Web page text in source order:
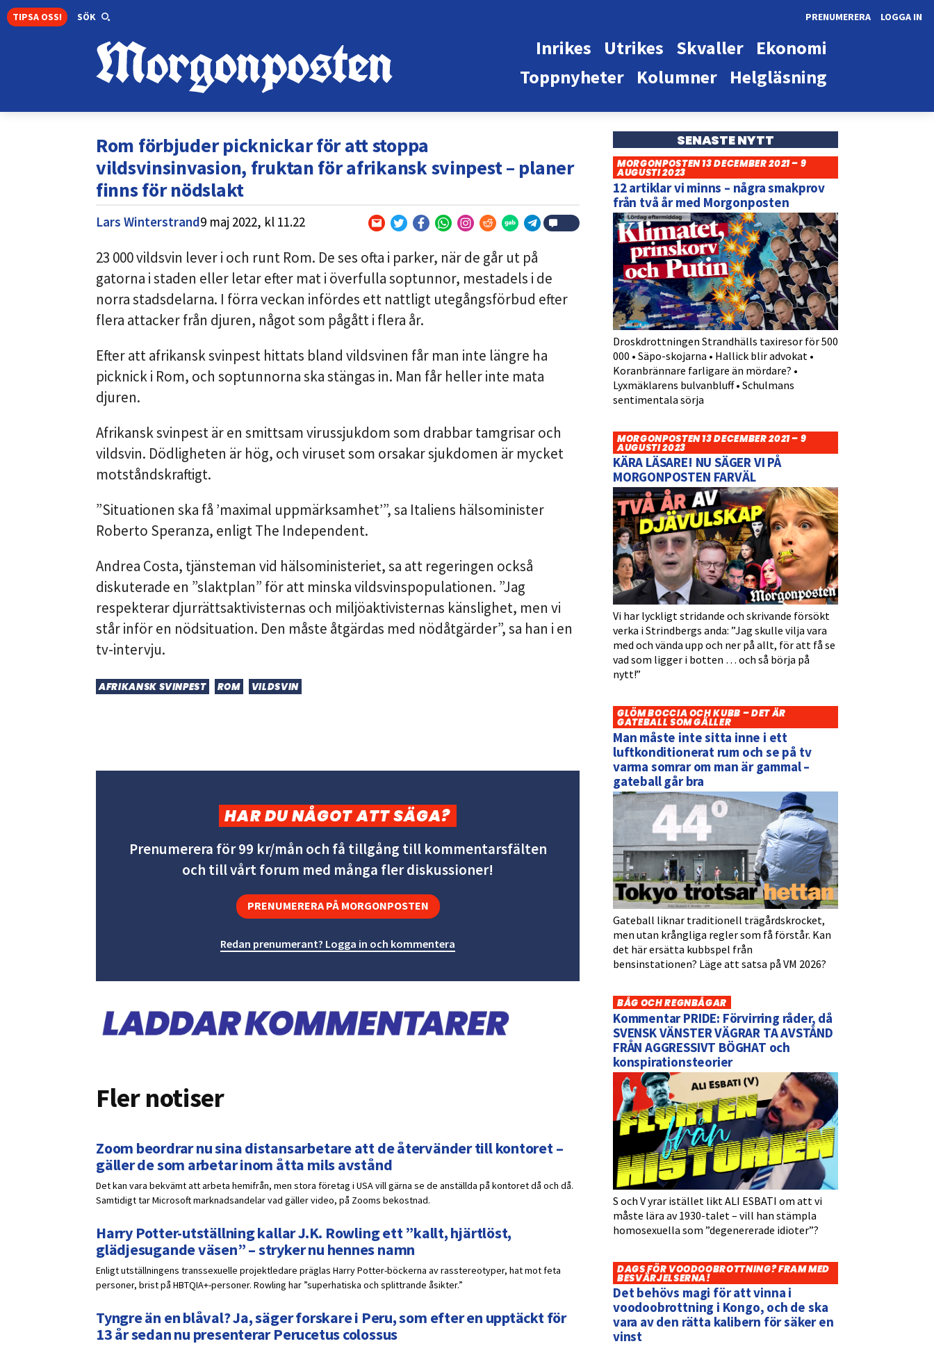
TIPSA OSS! SÖK LOGGA IN
PRENUMERERA
Ekonomi
Skvaller
Utrikes
Inrikes
Helgläsning
Kolumner
Toppnyheter
Rom förbjuder picknickar för att stoppa
vildsvinsinvasion, fruktan för afrikansk svinpest – planer
finns för nödslakt
Lars Winterstrand9 maj 2022, kl 11.22
23 000 vildsvin lever i och runt Rom. De ses ofta i parker, när de går ut på
gatorna i staden eller letar efter mat i överfulla soptunnor, mestadels i de
norra stadsdelarna. I förra veckan infördes ett nattligt utegångsförbud efter
flera attacker från djuren, något som pågått i flera år.
Efter att afrikansk svinpest hittats bland vildsvinen får man inte längre ha
picknick i Rom, och soptunnorna ska stängas in. Man får heller inte mata
djuren.
Afrikansk svinpest är en smittsam virussjukdom som drabbar tamgrisar och
vildsvin. Dödligheten är hög, och viruset som orsakar sjukdomen är mycket
motståndskraftigt.
”Situationen ska få ’maximal uppmärksamhet’”, sa Italiens hälsominister
Roberto Speranza, enligt The Independent.
Andrea Costa, tjänsteman vid hälsoministeriet, sa att regeringen också
diskuterade en ”slaktplan” för att minska vildsvinspopulationen. ”Jag
respekterar djurrättsaktivisternas och miljöaktivisternas känslighet, men vi
står inför en nödsituation. Den måste åtgärdas med nödåtgärder”, sa han i en
tv-intervju.
AFRIKANSK SVINPEST ROM VILDSVIN
HAR DU NÅGOT ATT SÄGA?
Prenumerera för 99 kr/mån och få tillgång till kommentarsfälten
och till vårt forum med många fler diskussioner!
PRENUMERERA PÅ MORGONPOSTEN
Redan prenumerant? Logga in och kommentera
Fler notiser
Zoom beordrar nu sina distansarbetare att de återvänder till kontoret –
gäller de som arbetar inom åtta mils avstånd
Det kan vara bekvämt att arbeta hemifrån, men stora företag i USA vill gärna se de anställda på kontoret då och då.
Samtidigt tar Microsoft marknadsandelar vad gäller video, på Zooms bekostnad.
Harry Potter-utställning kallar J.K. Rowling ett ”kallt, hjärtlöst,
glädjesugande väsen” – stryker nu hennes namn
Enligt utställningens transsexuelle projektledare präglas Harry Potter-böckerna av rasstereotyper, hat mot feta
personer, brist på HBTQIA+-personer. Rowling har ”superhatiska och splittrande åsikter.”
Tyngre än en blåval? Ja, säger forskare i Peru, som efter en upptäckt för
13 år sedan nu presenterar Perucetus colossus
SENASTE NYTT
MORGONPOSTEN 13 DECEMBER 2021 – 9
AUGUSTI 2023
12 artiklar vi minns – några smakprov
från två år med Morgonposten
Droskdrottningen Strandhälls taxiresor för 500
000 • Säpo-skojarna • Hallick blir advokat •
Koranbrännare farligare än mördare? •
Lyxmäklarens bulvanbluff • Schulmans
sentimentala sörja
MORGONPOSTEN 13 DECEMBER 2021 – 9
AUGUSTI 2023
KÄRA LÄSARE! NU SÄGER VI PÅ
MORGONPOSTEN FARVÄL
Vi har lyckligt stridande och skrivande försökt
verka i Strindbergs anda: ”Jag skulle vilja vara
med och vända upp och ner på allt, för att få se
vad som ligger i botten … och så börja på
nytt!”
GLÖM BOCCIA OCH KUBB – DET ÄR
GATEBALL SOM GÄLLER
Man måste inte sitta inne i ett
luftkonditionerat rum och se på tv
varma somrar om man är gammal –
gateball går bra
Gateball liknar traditionell trägårdskrocket,
men utan krångliga regler som få förstår. Kan
det här ersätta kubbspel från
bensinstationen? Läge att satsa på VM 2026?
BÅG OCH REGNBÅGAR
Kommentar PRIDE: Förvirring råder, då
SVENSK VÄNSTER VÄGRAR TA AVSTÅND
FRÅN AGGRESSIVT BÖGHAT och
konspirationsteorier
S och V yrar istället likt ALI ESBATI om att vi
måste lära av 1930-talet – vill han stämpla
homosexuella som ”degenererade idioter”?
DAGS FÖR VOODOOBROTTNING? FRAM MED
BESVÄRJELSERNA!
Det behövs magi för att vinna i
voodoobrottning i Kongo, och de ska
vara av den rätta kalibern för säker en
vinst